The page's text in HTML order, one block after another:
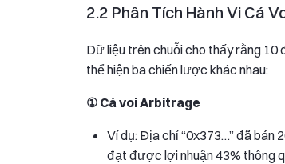
2.2 Phân Tích Hành Vi Cá
Dữ liệu trên chuỗi cho thấy rằng 10
thể hiện ba chiến lược khác nhau:
① Cá voi Arbitrage
Ví dụ: Địa chỉ “0x373…” đã bán
đạt được lợi nhuận 43% thông